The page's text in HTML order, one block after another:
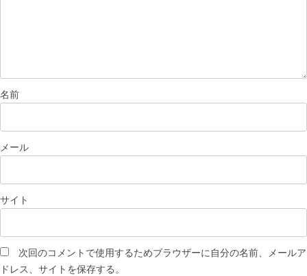
名前
メール
サイト
次回のコメントで使用するためブラウザーに自分の名前、メールア
ドレス、サイトを保存する。